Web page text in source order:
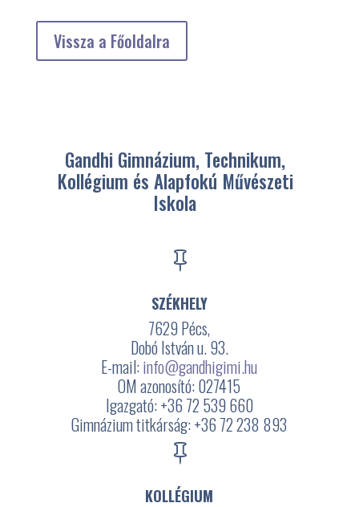
Vissza a Főoldalra
Gandhi Gimnázium, Technikum,
Kollégium és Alapfokú Művészeti
Iskola

SZÉKHELY
7629 Pécs,
Dobó István u. 93.
E-mail:info@gandhigimi.hu
OM azonosító: 027415
Igazgató: +36 72 539 660
Gimnázium titkárság: +36 72 238 893

KOLLÉGIUM